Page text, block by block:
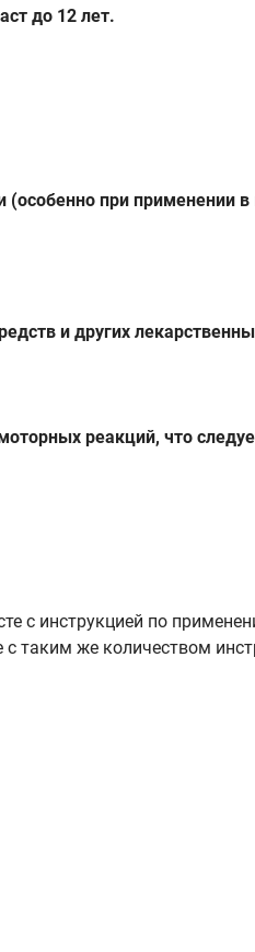
до 12 лет.
при применении
и других
реакций, что
с инструкцией по
таким же количеством